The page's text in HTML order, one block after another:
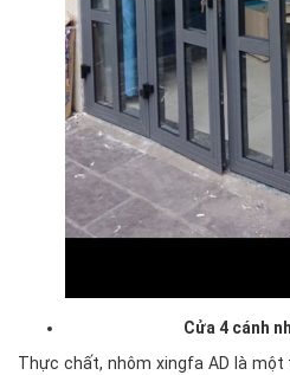
Cửa 4 cánh
Thực chất, nhôm xingfa AD là